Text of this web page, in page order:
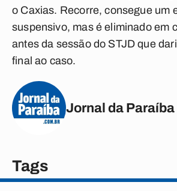
o Caxias. Recorre, consegue um
suspensivo, mas é eliminado em
antes da sessão do STJD que
final ao caso.
Jornal da Paraíba
Tags